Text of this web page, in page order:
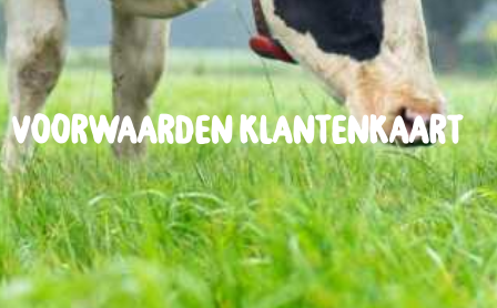
Voorwaarden klantenkaart